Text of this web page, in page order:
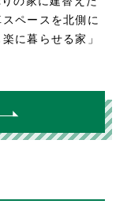
ペースを北側に
に暮らせる家」